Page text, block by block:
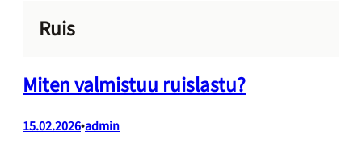
Ruis
Miten valmistuu ruislastu?
15.02.2026•admin